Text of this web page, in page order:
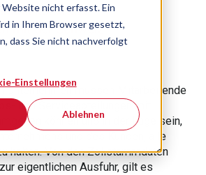
nicht erfasst. Ein
in Ihrem Browser gesetzt,
dass Sie nicht nachverfolgt
Einstellungen
Ablehnen
konkreter
mit der Schweiz
Unternehmen müssen Mitarbeitende
und Serviceabteilungen mit
können und in der Lage sein,
und des Kunden, alle
halten. Von den Zollstammdaten
eigentlichen Ausfuhr, gilt es